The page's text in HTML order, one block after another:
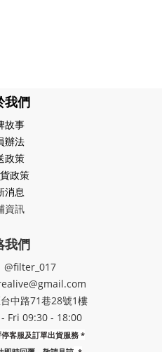
我們
故事
辦法
政策
政策
消息
資訊
我們
@filter_017
中路71巷28號1樓
Fri 09:30 - 18:00
客服及訂單出貨服務 *